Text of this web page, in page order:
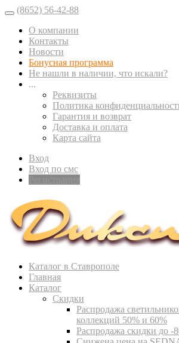
(8652) 56-42-88
О компании
Контакты
Новости
Бонусная программа
Не нашли в наличии, что искали?
...
Реквизиты
Политика
Гарантия и возврат
Доставка и оплата
Карта сайта
Вход
Вход по смс
Каталог в Ставрополе
Главная
Каталог
Скидки
Распродажа
коллекций 50% и 60%
Распродажа скидки до -